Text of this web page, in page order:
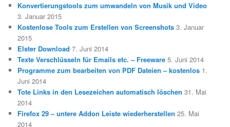
Konvertierungstools zum umwandeln von Musik und Video
3. Januar 2015
Kostenlose Tools zum Erstellen von Screenshots 3. Januar
2015
Elster Download 7. Juni 2014
Texte Verschlüsseln für Emails etc. – Freeware 5. Juni 2014
Programme zum bearbeiten von PDF Dateien – kostenlos 1.
Juni 2014
Tote Links in den Lesezeichen automatisch löschen 31. Mai
2014
Firefox 29 – untere Addon Leiste wiederherstellen 25. Mai
2014